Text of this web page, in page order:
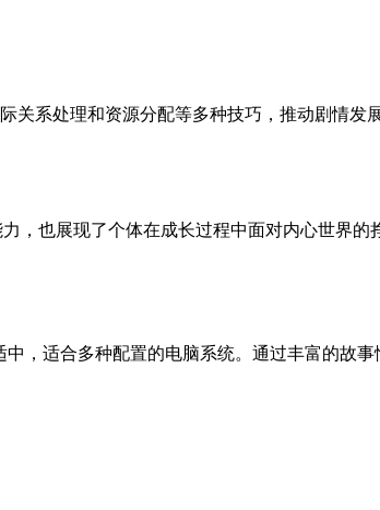
关系处理和资源分配等多种技巧，推动剧情
，也展现了个体在成长过程中面对内心世界
，适合多种配置的电脑系统。通过丰富的故